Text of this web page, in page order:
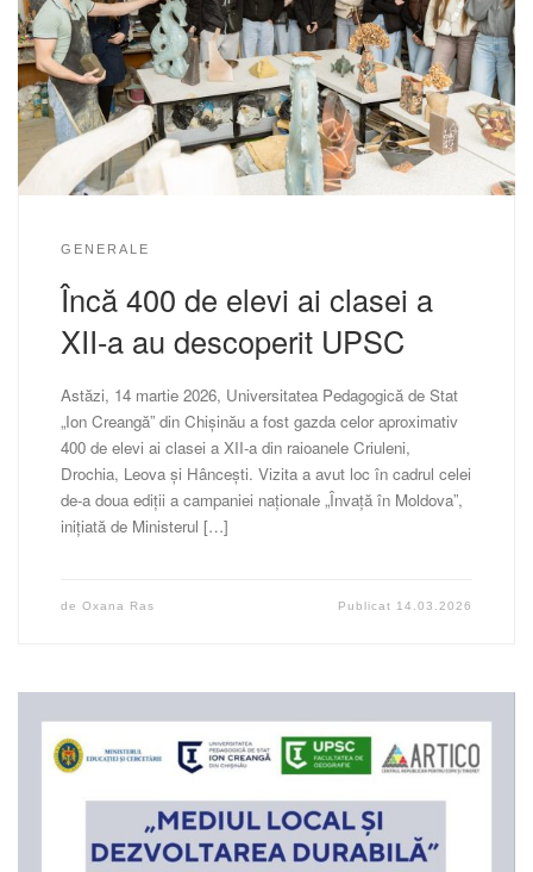
GENERALE
Încă 400 de elevi ai clasei a
XII-a au descoperit UPSC
Astăzi, 14 martie 2026, Universitatea Pedagogică de Stat
„Ion Creangă” din Chișinău a fost gazda celor aproximativ
400 de elevi ai clasei a XII-a din raioanele Criuleni,
Drochia, Leova și Hâncești. Vizita a avut loc în cadrul celei
de-a doua ediții a campaniei naționale „Învață în Moldova”,
inițiată de Ministerul […]
de Oxana Ras Publicat 14.03.2026